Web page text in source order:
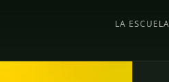
LA ESCUELA